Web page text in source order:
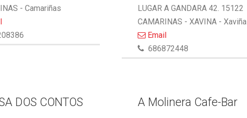
- Camariñas
LUGAR A GANDARA 42. 15122
CAMARINAS - XAVINA - Xaviña
Email
686872448
DOS CONTOS A Molinera Cafe-Bar